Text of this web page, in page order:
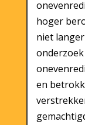
hoger
niet
en